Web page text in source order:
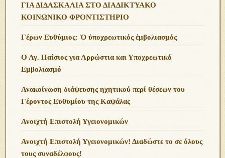
ΓΙΑ ΔΙΔΑΣΚΑΛΙΑ ΣΤΟ ΔΙΑΔΙΚΤΥΑΚΟ
ΚΟΙΝΩΝΙΚΟ ΦΡΟΝΤΙΣΤΗΡΙΟ
Γέρων Ευθύμιος: Ὁ ὑποχρεωτικός ἐμβολιασμός
Ο Αγ. Παίσιος για Αρρώστια και Υποχρεωτικό
Εμβολιασμό
Ανακοίνωση διάψευσης ηχητικού περί θέσεων του
Γέροντος Ευθυμίου της Καψάλας
Ανοιχτή Επιστολή Υγειονομικών
Ανοιχτή Επιστολή Υγειονομικών! Διαδώστε το σε όλους
τους συναδέλφους!